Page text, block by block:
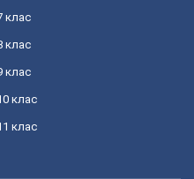
клас
клас
клас
клас
клас